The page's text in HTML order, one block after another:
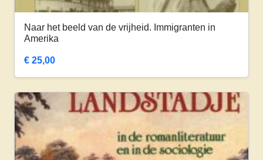
Naar het beeld van de vrijheid. Immigranten in
Amerika
€ 25,00